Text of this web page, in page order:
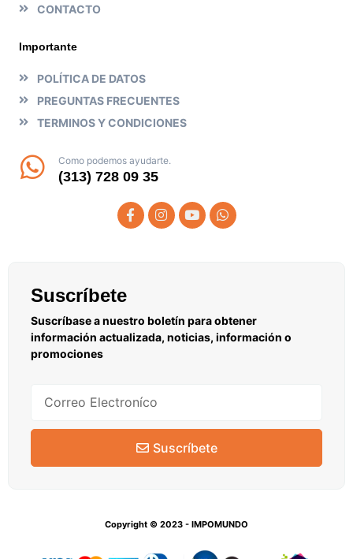
CONTACTO
Importante
POLÍTICA DE DATOS
PREGUNTAS FRECUENTES
TERMINOS Y CONDICIONES
Como podemos ayudarte.
(313) 728 09 35
Suscríbete
Suscríbase a nuestro boletín para obtener
información actualizada, noticias, información o
promociones
Suscríbete
Copyright © 2023 - IMPOMUNDO